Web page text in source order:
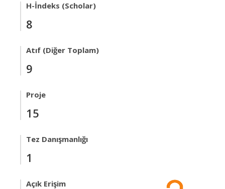
H-İndeks (Scholar)
8
Atıf (Diğer Toplam)
9
Proje
15
Tez Danışmanlığı
1
Açık Erişim